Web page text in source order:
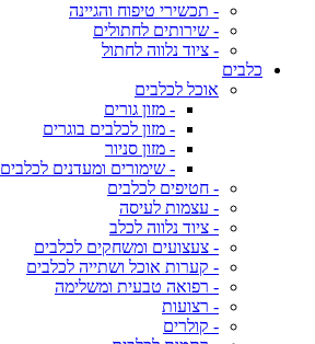
- תכשירי טיפוח והגיינה
- שירותים לחתולים
- ציוד נלווה לחתול
כלבים
אוכל לכלבים
- מזון גורים
- מזון לכלבים בוגרים
- מזון סניור
- שימורים ומעדנים לכלבים
- חטיפים לכלבים
- עצמות לעיסה
- ציוד נלווה לכלב
- צעצועים ומשחקים לכלבים
- קערות אוכל ושתייה לכלבים
- רפואה טבעית ומשלימה
- רצועות
- קולרים